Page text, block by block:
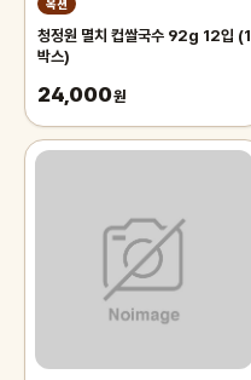
옥션
청정원 멸치 컵쌀국수 92g 12입 (1
박스)
24,000원